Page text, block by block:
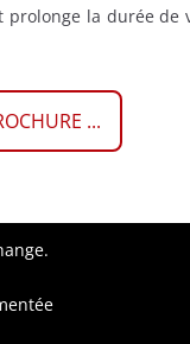
prolonge la durée de
...